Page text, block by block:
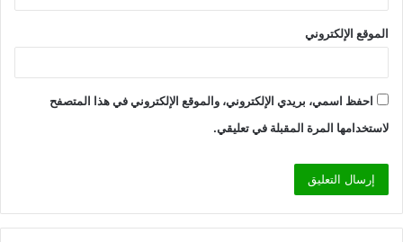
الموقع الإلكتروني
احفظ اسمي، بريدي الإلكتروني، والموقع الإلكتروني في هذا المتصفح
لاستخدامها المرة المقبلة في تعليقي.